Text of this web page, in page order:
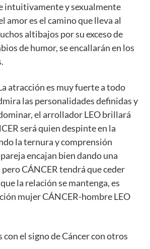
intuitivamente y sexualmente
amor es el camino que lleva al
altibajos por su exceso de
de humor, se encallarán en los
atracción es muy fuerte a todo
las personalidades definidas y
el arrollador LEO brillará
será quien despinte en la
la ternura y comprensión
encajan bien dando una
CÁNCER tendrá que ceder
la relación se mantenga, es
mujer CÁNCER-hombre LEO
el signo de Cáncer con otros